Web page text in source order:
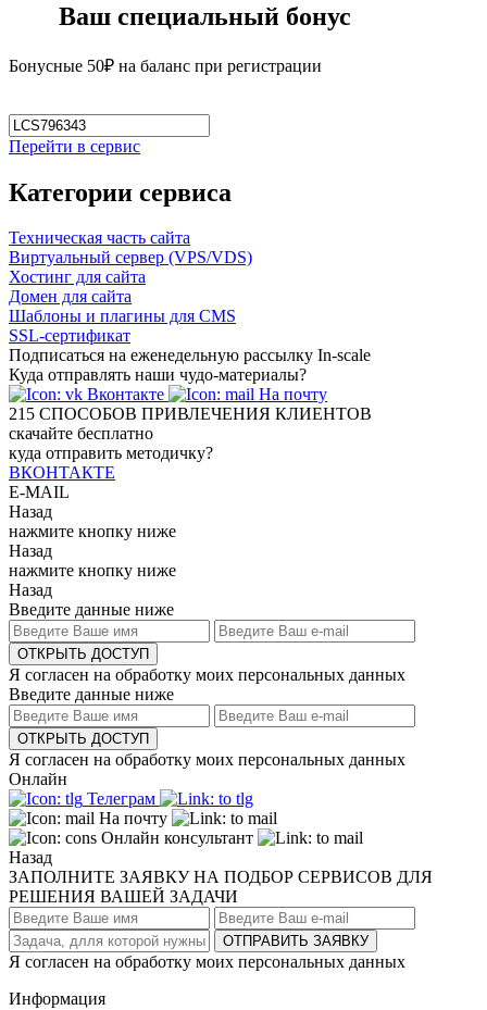
Ваш специальный бонус
Бонусные 50₽ на баланс при регистрации
Перейти в сервис
Категории сервиса
Техническая часть сайта
Виртуальный сервер (VPS/VDS)
Хостинг для сайта
Домен для сайта
Шаблоны и плагины для CMS
SSL-сертификат
Подписаться на еженедельную рассылку In-scale
Куда отправлять наши чудо-материалы?
Вконтакте
На почту
215 СПОСОБОВ ПРИВЛЕЧЕНИЯ КЛИЕНТОВ
скачайте бесплатно
куда отправить методичку?
ВКОНТАКТЕ
E-MAIL
Назад
нажмите кнопку ниже
Назад
нажмите кнопку ниже
Назад
Введите данные ниже
ОТКРЫТЬ ДОСТУП
Я согласен на обработку моих персональных данных
Введите данные ниже
ОТКРЫТЬ ДОСТУП
Я согласен на обработку моих персональных данных
Онлайн
Телеграм
На почту
Онлайн консультант
Назад
ЗАПОЛНИТЕ ЗАЯВКУ НА ПОДБОР СЕРВИСОВ ДЛЯ
РЕШЕНИЯ ВАШЕЙ ЗАДАЧИ
ОТПРАВИТЬ ЗАЯВКУ
Я согласен на обработку моих персональных данных
Информация